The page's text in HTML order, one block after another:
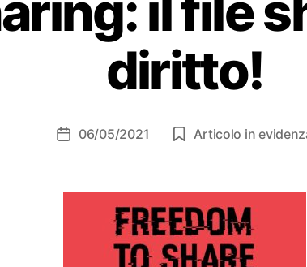
diritto!
Data06/05/2021 Articolo in